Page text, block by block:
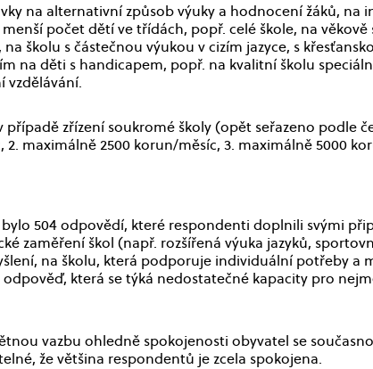
na alternativní způsob výuky a hodnocení žáků, na
počet dětí ve třídách, popř. celé škole, na věkově
školu s částečnou výukou v cizím jazyce, s
na děti s handicapem, popř. na kvalitní školu
vzdělávání.
zřízení soukromé školy (opět seřazeno podle
maximálně 2500 korun/měsíc, 3. maximálně 5000
504 odpovědí, které respondenti doplnili svými
zaměření škol (např. rozšířená výuka jazyků,
na školu, která podporuje individuální potřeby a
která se týká nedostatečné kapacity pro
vazbu ohledně spokojenosti obyvatel se
že většina respondentů je zcela spokojena.